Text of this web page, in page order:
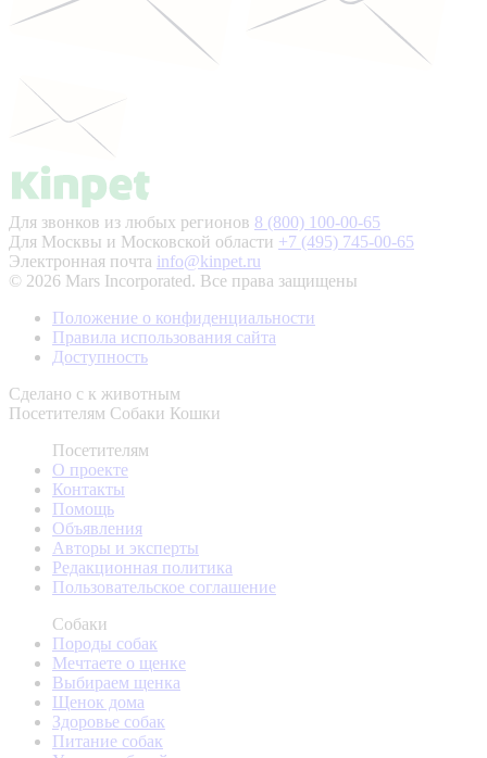
Для звонков из любых регионов 8 (800) 100-00-65
Для Москвы и Московской области +7 (495) 745-00-65
Электронная почта info@kinpet.ru
© 2026 Mars Incorporated. Все права защищены
Положение о конфиденциальности
Правила использования сайта
Доступность
Сделано с к животным
Посетителям Собаки Кошки
Посетителям
О проекте
Контакты
Помощь
Объявления
Авторы и эксперты
Редакционная политика
Пользовательское соглашение
Собаки
Породы собак
Мечтаете о щенке
Выбираем щенка
Щенок дома
Здоровье собак
Питание собак